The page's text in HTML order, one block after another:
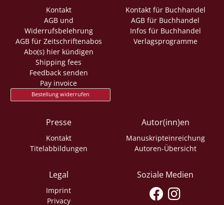
Kontakt
AGB und
Widerrufsbelehrung
AGB für Zeitschriftenabos
Abo(s) hier kündigen
Shipping fees
Feedback senden
Pay invoice
Bestellung widerrufen
Kontakt für Buchhandel
AGB für Buchhandel
Infos für Buchhandel
Verlagsprogramme
Presse
Kontakt
Titelabbildungen
Autor(inn)en
Manuskripteinreichung
Autoren-Übersicht
Legal
Imprint
Privacy
Soziale Medien